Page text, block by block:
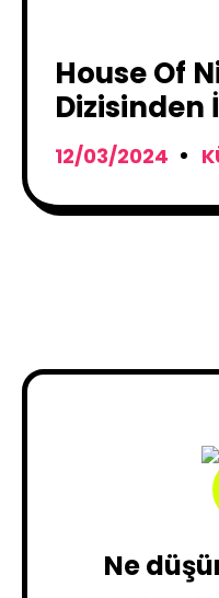
House Of
Yayınlandı
12/03/2024
Ne